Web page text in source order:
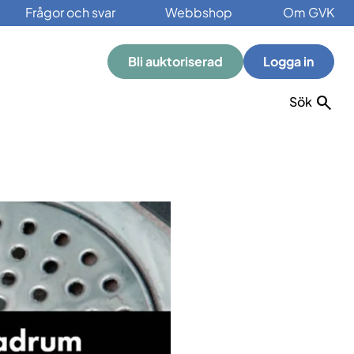
Frågor och svar Webbshop Om GVK
Bli auktoriserad Logga in
Sök